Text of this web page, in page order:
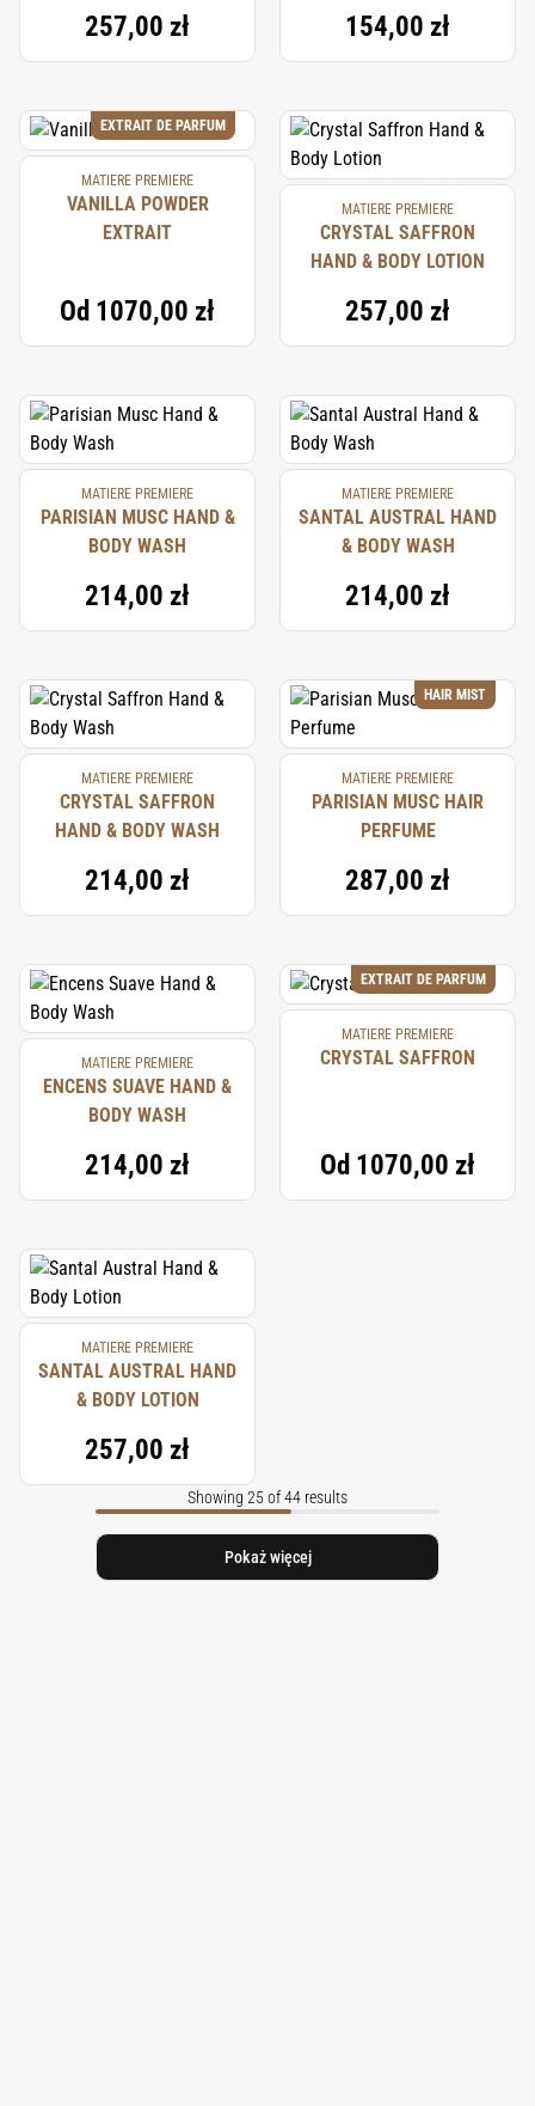
257,00 zł 154,00 zł
EXTRAIT DE PARFUM
MATIERE PREMIERE
VANILLA POWDER
EXTRAIT
Od 1070,00 zł
MATIERE PREMIERE
CRYSTAL SAFFRON
HAND & BODY LOTION
257,00 zł
MATIERE PREMIERE
PARISIAN MUSC HAND &
BODY WASH
214,00 zł
MATIERE PREMIERE
SANTAL AUSTRAL HAND
& BODY WASH
214,00 zł
MATIERE PREMIERE
CRYSTAL SAFFRON
HAND & BODY WASH
214,00 zł
HAIR MIST
MATIERE PREMIERE
PARISIAN MUSC HAIR
PERFUME
287,00 zł
MATIERE PREMIERE
ENCENS SUAVE HAND &
BODY WASH
214,00 zł
EXTRAIT DE PARFUM
MATIERE PREMIERE
CRYSTAL SAFFRON
Od 1070,00 zł
MATIERE PREMIERE
SANTAL AUSTRAL HAND
& BODY LOTION
257,00 zł
Showing 25 of 44 results
Pokaż więcej